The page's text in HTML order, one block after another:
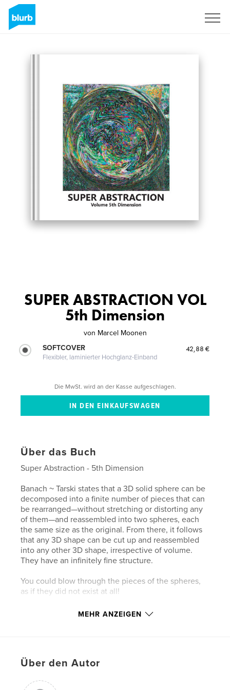
SUPER ABSTRACTION VOL
5th Dimension
von Marcel Moonen
SOFTCOVER
Flexibler, laminierter Hochglanz-Einband
42,88 €
Die MwSt. wird an der Kasse aufgeschlagen.
Über das Buch
Super Abstraction - 5th Dimension
Banach ~ Tarski states that a 3D solid sphere can be
decomposed into a finite number of pieces that can
be rearranged—without stretching or distorting any
of them—and reassembled into two spheres, each
the same size as the original. From there, it follows
that any 3D shape can be cut up and reassembled
into any other 3D shape, irrespective of volume.
They have an infinitely fine structure.
You could blow through the pieces of the spheres,
as if they did not exist at all!
Autorenwebsite
MEHR ANZEIGEN
Über den Autor